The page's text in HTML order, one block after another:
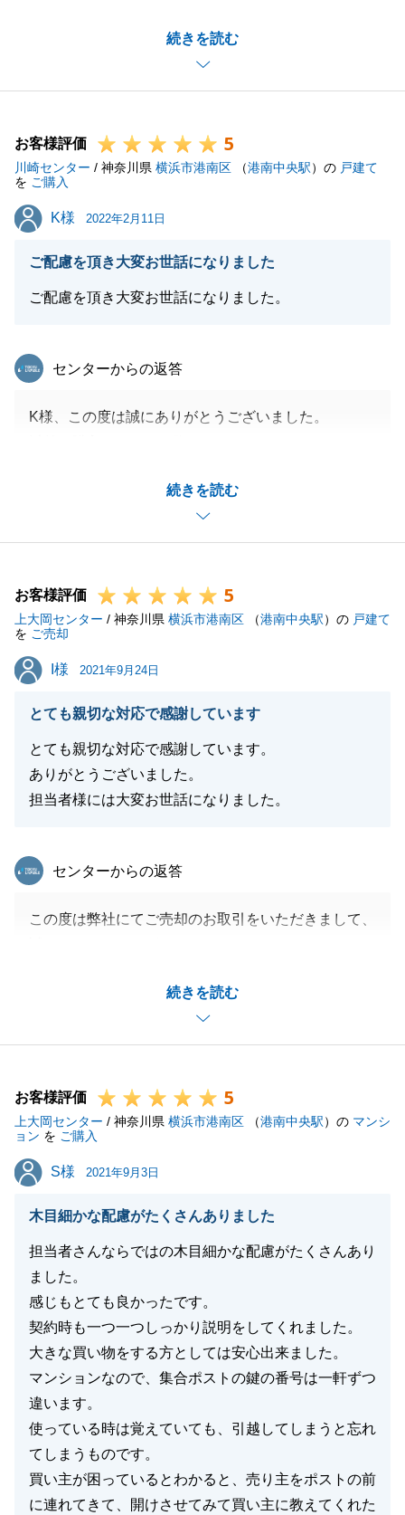
続きを読む
なってしまい申し訳ございませんでした。
今後はお客様のご不安なお気持ちを取り除き、ご安心
頂く中でお取引が進められますよう、配慮して参りま
また何かございましたら、お声掛けいただけると幸い
です。
今後ともご愛顧の程お願い申し上げます。
閉じる
お客様評価 5
川崎センター / 神奈川県 横浜市港南区 （港南中央駅）の 戸建て
を ご購入
K様
K様 2022年2月11日
ご配慮を頂き大変お世話になりました
ご配慮を頂き大変お世話になりました。
続きを読む
東急リバブル
センターからの返答
K様、この度は誠にありがとうございました。
無事に契約が出来ましたのもK様のお力添えあっての
今後ともよろしくお願いします。
閉じる
お客様評価 5
上大岡センター / 神奈川県 横浜市港南区 （港南中央駅）の 戸建て
を ご売却
I様
I様 2021年9月24日
とても親切な対応で感謝しています
とても親切な対応で感謝しています。
ありがとうございました。
担当者様には大変お世話になりました。
続きを読む
東急リバブル
センターからの返答
この度は弊社にてご売却のお取引をいただきまして、
るスケジュール管理と、Ｉ様のご理解とご協力いただ
けたことがご成約に至った最大の要因かと存じます。
誠にありがとうございました。
声掛けください。
今後とも何卒宜しくお願い申し上げます。
お客様評価 5
上大岡センター / 神奈川県 横浜市港南区 （港南中央駅）の マンシ
ョン を ご購入
S様
S様 2021年9月3日
木目細かな配慮がたくさんありました
担当者さんならではの木目細かな配慮がたくさんあり
ました。
感じもとても良かったです。
契約時も一つ一つしっかり説明をしてくれました。
大きな買い物をする方としては安心出来ました。
マンションなので、集合ポストの鍵の番号は一軒ずつ
違います。
使っている時は覚えていても、引越してしまうと忘れ
てしまうものです。
買い主が困っているとわかると、売り主をポストの前
に連れてきて、開けさせてみて買い主に教えてくれた